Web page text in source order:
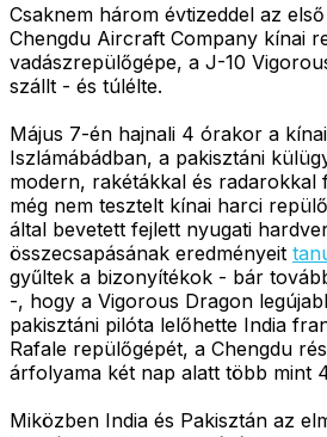
Csaknem három évtizeddel az
Chengdu Aircraft Company kínai
vadászrepülőgépe, a J-10
szállt - és túlélte.
Május 7-én hajnali 4 órakor a
Iszlámábádban, a pakisztáni
modern, rakétákkal és radarokkal
még nem tesztelt kínai harci
által bevetett fejlett nyugati
összecsapásának eredményeit
gyűltek a bizonyítékok - bár
-, hogy a Vigorous Dragon
pakisztáni pilóta lelőhette India
Rafale repülőgépét, a Chengdu
árfolyama két nap alatt több mint
Miközben India és Pakisztán az